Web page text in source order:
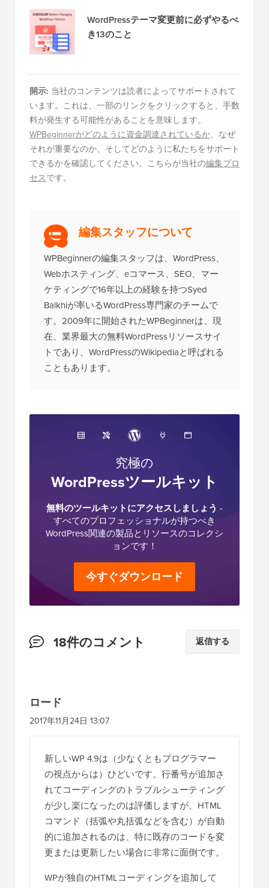
WordPressテーマ変更前に必ずやるべ
き13のこと
開示: 当社のコンテンツは読者によってサポートされて
います。これは、一部のリンクをクリックすると、手数
料が発生する可能性があることを意味します。
WPBeginnerがどのように資金調達されているか、なぜ
それが重要なのか、そしてどのように私たちをサポート
できるかを確認してください。こちらが当社の編集プロ
セスです。
編集スタッフについて
WPBeginnerの編集スタッフは、WordPress、
Webホスティング、eコマース、SEO、マー
ケティングで16年以上の経験を持つSyed
Balkhiが率いるWordPress専門家のチームで
す。2009年に開始されたWPBeginnerは、現
在、業界最大の無料WordPressリソースサイ
トであり、WordPressのWikipediaと呼ばれる
こともあります。
究極の
WordPressツールキット
無料のツールキットにアクセスしましょう -
すべてのプロフェッショナルが持つべき
WordPress関連の製品とリソースのコレクシ
ョンです！
今すぐダウンロード
読
の
イ
ン
18件のコメント 返信する
ロード
2017年11月24日 13:07
新しいWP 4.9は（少なくともプログラマー
の視点からは）ひどいです。行番号が追加さ
れてコーディングのトラブルシューティング
が少し楽になったのは評価しますが、HTML
コマンド（括弧や丸括弧などを含む）が自動
的に追加されるのは、特に既存のコードを変
更または更新したい場合に非常に面倒です。
WPが独自のHTMLコーディングを追加して